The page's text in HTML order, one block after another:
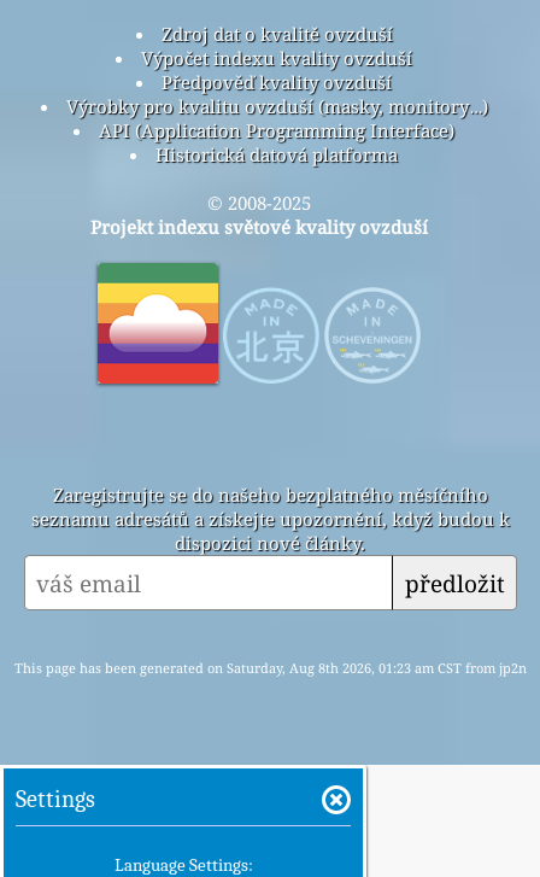
Zdroj dat o kvalitě ovzduší
Výpočet indexu kvality ovzduší
Předpověď kvality ovzduší
Výrobky pro kvalitu ovzduší (masky, monitory…)
API (Application Programming Interface)
Historická datová platforma
© 2008-2025
Projekt indexu světové kvality ovzduší
Zaregistrujte se do našeho bezplatného měsíčního
seznamu adresátů a získejte upozornění, když budou k
dispozici nové články.
předložit
This page has been generated on Saturday, Aug 8th 2026, 01:23 am CST from jp2n
Settings
Language Settings: